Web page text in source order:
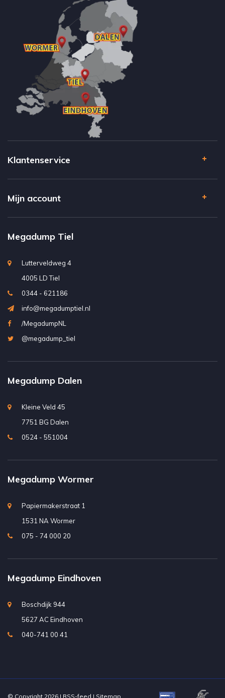
Klantenservice
Mijn account
Megadump Tiel
Lutterveldweg 4
4005 LD Tiel
0344 - 621186
info@megadumptiel.nl
/MegadumpNL
@megadump_tiel
Megadump Dalen
Kleine Veld 45
7751 BG Dalen
0524 - 551004
Megadump Wormer
Papiermakerstraat 1
1531 NA Wormer
075 - 74 000 20
Megadump Eindhoven
Boschdijk 944
5627 AC Eindhoven
040-741 00 41
© Copyright 2026 | RSS-feed | Sitemap